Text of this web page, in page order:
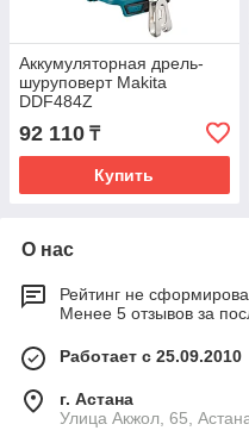
Аккумуляторная дрель-
шуруповерт Makita
DDF484Z
92 110 ₸
Купить
О нас
Рейтинг не
Менее 5 отзывов за
Работает с 25.09.2010
г. Астана
Улица Акжол, 65,